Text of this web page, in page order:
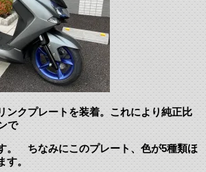
ンクプレートを装着。これにより純正比
で
。 ちなみにこのプレート、色が5種類ほ
す。